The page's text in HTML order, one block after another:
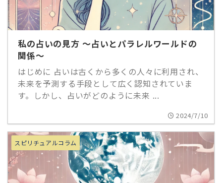
私の占いの見方 ～占いとパラレルワールドの
関係～
はじめに 占いは古くから多くの人々に利用され、
未来を予測する手段として広く認知されていま
す。しかし、占いがどのように未来 ...
2024/7/10
スピリチュアルコラム